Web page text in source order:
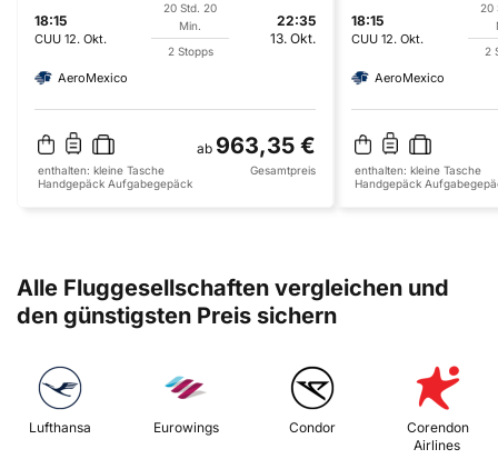
18:15
CUU 12. Okt.
20 Std. 20
Min.
2 Stopps
22:35
13. Okt.
AeroMexico
ab 963,35 €
enthalten: kleine Tasche
Handgepäck Aufgabegepäck
Gesamtpreis
18:15
CUU 12. Okt.
20
2
AeroMexico
enthalten: kleine Tasche
Handgepäck
Alle Fluggesellschaften vergleichen und
den günstigsten Preis sichern
Lufthansa Eurowings Condor
Corendon
Airlines